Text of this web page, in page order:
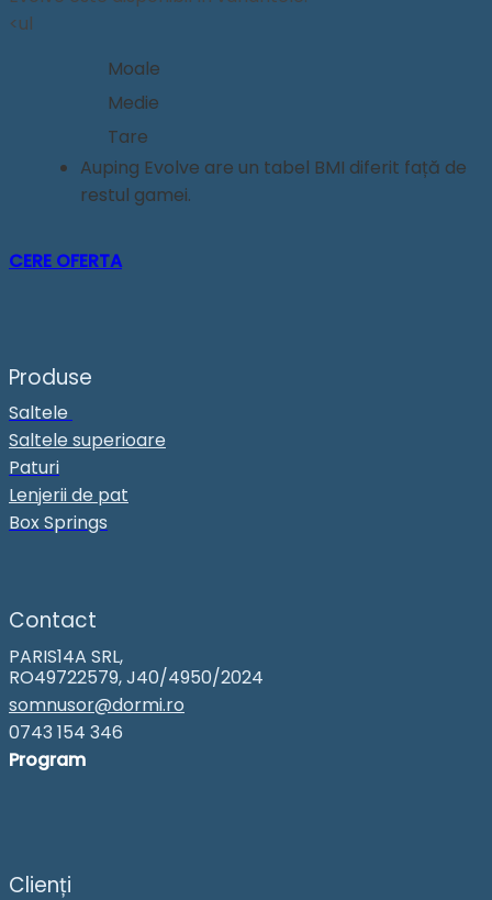
<ul
Moale
Medie
Tare
Auping Evolve are un tabel BMI diferit față de
restul gamei.
CERE OFERTA
Produse
Saltele
Saltele superioare
Paturi
Lenjerii de pat
Box Springs
Contact
PARIS14A SRL,
RO49722579, J40/4950/2024
somnusor@dormi.ro
0743 154 346
Program
Clienți